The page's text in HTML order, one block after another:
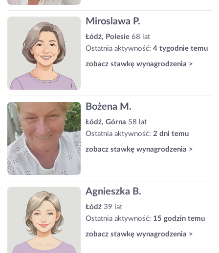
Miroslawa P.
Łódź, Polesie 68 lat
Ostatnia aktywność: 4 tygodnie temu
zobacz stawkę wynagrodzenia >
Bożena M.
Łódź, Górna 58 lat
Ostatnia aktywność: 2 dni temu
zobacz stawkę wynagrodzenia >
Agnieszka B.
Łódź 39 lat
Ostatnia aktywność: 15 godzin temu
zobacz stawkę wynagrodzenia >